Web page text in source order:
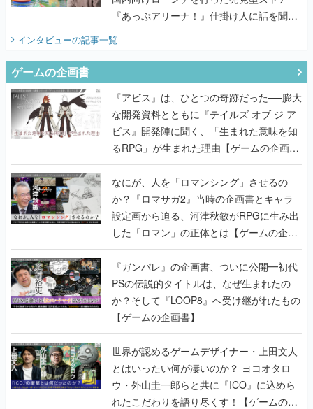
『あっぷアリーナ！』仕掛け人に話を聞い
インタビューの記事一覧
ゲームの企画書
『アビス』は、ひとつの奇跡だった──膨大
な開発資料とともに『テイルズ オブ ジ ア
ビス』開発陣に聞く、「生まれた意味を知
るRPG」が生まれた理由【ゲームの企画
書】
なにが、人を「ロマンシング」させるの
か？『ロマサガ2』当時の企画書とキャラ
設定画から迫る、河津秋敏がRPGに生み出
した「ロマン」の正体とは【ゲームの企画
書】
『ガンパレ』の企画書、ついに公開━初代
PSの伝説的タイトルは、なぜ生まれたの
か？そして『LOOP8』へ受け継がれたもの
【ゲームの企画書】
世界が認めるゲームデザイナー・上田文人
とはいったい何が凄いのか？ ヨコオタロ
ウ・外山圭一郎らと共に『ICO』に込めら
れたこだわりを語り尽くす！【ゲームの企